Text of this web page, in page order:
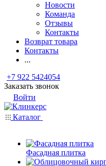
Новости
Команда
Отзывы
Контакты
Возврат товара
Контакты
...
+7 922 5424054
Заказать звонок
Войти
Каталог
Фасадная плитка